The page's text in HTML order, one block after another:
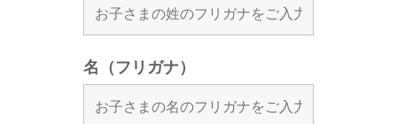
名（フリガナ）